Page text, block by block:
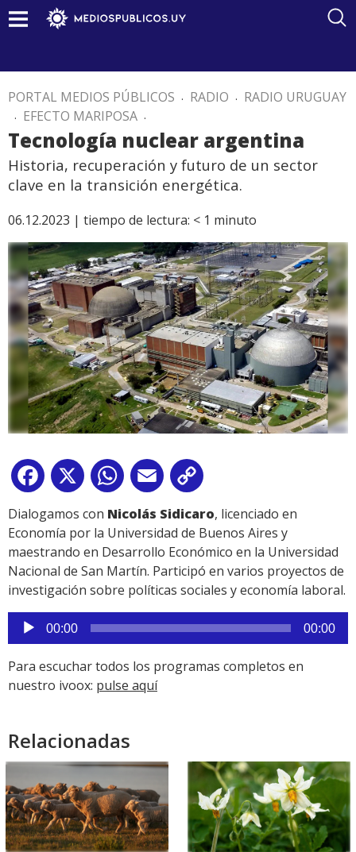
PORTAL MEDIOS PÚBLICOS . RADIO . RADIO URUGUAY
. EFECTO MARIPOSA .
Tecnología nuclear argentina
Historia, recuperación y futuro de un sector
clave en la transición energética.
06.12.2023 | tiempo de lectura: < 1 minuto
Facebook
X WhatsApp
Email
Link
Dialogamos con Nicolás Sidicaro, licenciado en
Economía por la Universidad de Buenos Aires y
maestrando en Desarrollo Económico en la Universidad
Nacional de San Martín. Participó en varios proyectos de
investigación sobre políticas sociales y economía laboral.
Reproductor
de
audio
00:00 00:00
Para escuchar todos los programas completos en
nuestro ivoox: pulse aquí
Relacionadas